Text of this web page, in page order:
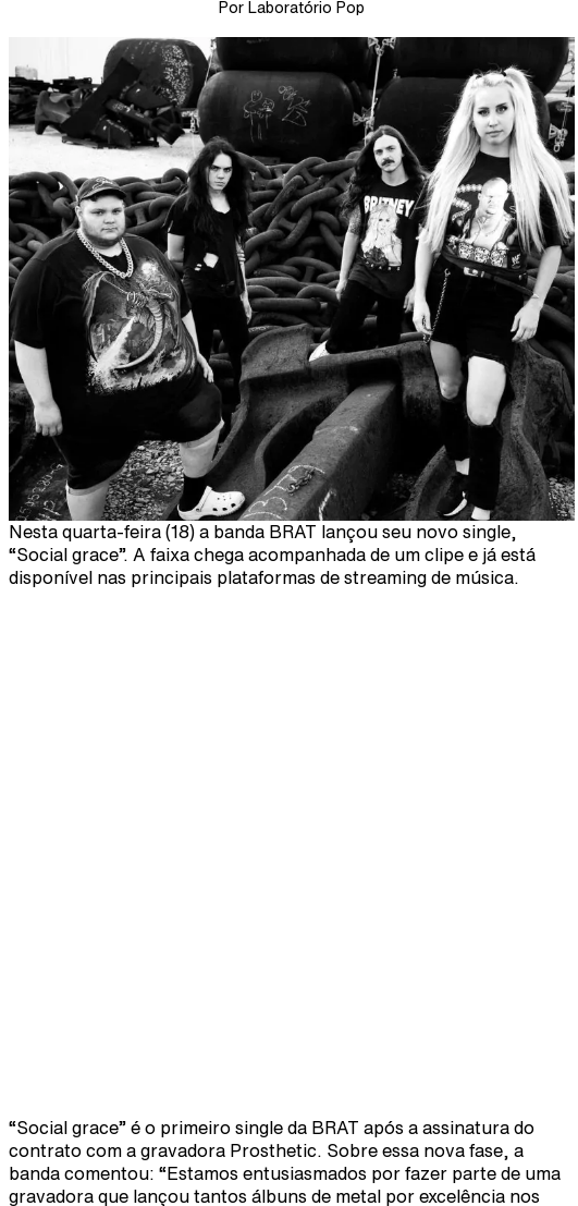
Por Laboratório Pop
Nesta quarta-feira (18) a banda BRAT lançou seu novo single,
“Social grace”. A faixa chega acompanhada de um clipe e já está
disponível nas principais plataformas de streaming de música.
“Social grace” é o primeiro single da BRAT após a assinatura do
contrato com a gravadora Prosthetic. Sobre essa nova fase, a
banda comentou: “Estamos entusiasmados por fazer parte de uma
gravadora que lançou tantos álbuns de metal por excelência nos